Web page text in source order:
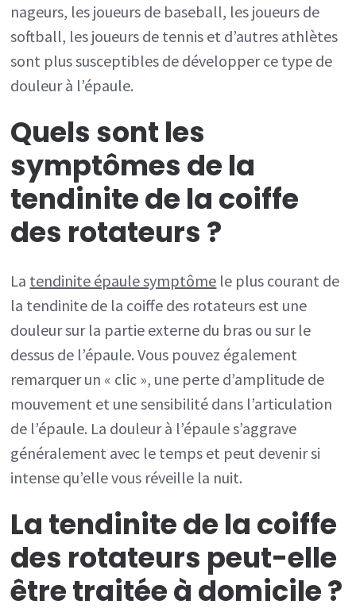
nageurs, les joueurs de baseball, les joueurs de
softball, les joueurs de tennis et d’autres athlètes
sont plus susceptibles de développer ce type de
douleur à l’épaule.
Quels sont les
symptômes de la
tendinite de la coiffe
des rotateurs ?
La tendinite épaule symptôme le plus courant de
la tendinite de la coiffe des rotateurs est une
douleur sur la partie externe du bras ou sur le
dessus de l’épaule. Vous pouvez également
remarquer un « clic », une perte d’amplitude de
mouvement et une sensibilité dans l’articulation
de l’épaule. La douleur à l’épaule s’aggrave
généralement avec le temps et peut devenir si
intense qu’elle vous réveille la nuit.
La tendinite de la coiffe
des rotateurs peut-elle
être traitée à domicile ?